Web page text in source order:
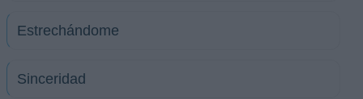
Estrechándome
Sinceridad